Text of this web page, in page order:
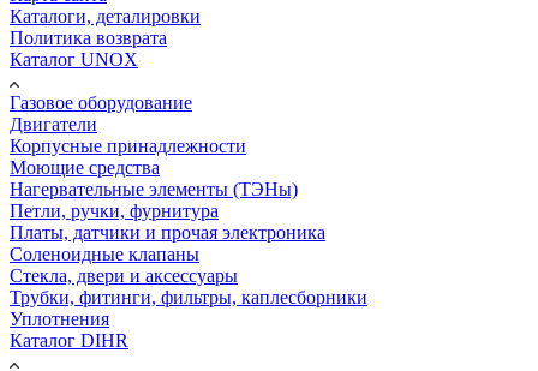
Каталоги, деталировки
Политика возврата
Каталог UNOX
Газовое оборудование
Двигатели
Корпусные принадлежности
Моющие средства
Нагервательные элементы (ТЭНы)
Петли, ручки, фурнитура
Платы, датчики и прочая электроника
Соленоидные клапаны
Стекла, двери и аксессуары
Трубки, фитинги, фильтры, каплесборники
Уплотнения
Каталог DIHR